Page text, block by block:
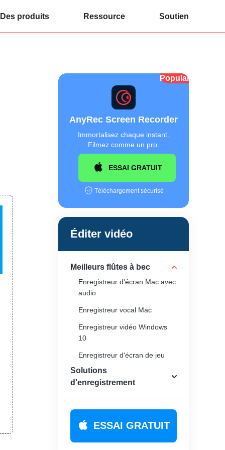
Des produits Ressource Soutien
Populaire
AnyRec Screen Recorder
Immortalisez chaque instant.
Filmez comme un pro.
ESSAI GRATUIT
Téléchargement sécurisé
Éditer vidéo
Meilleurs flûtes à bec
Enregistreur d'écran Mac avec
audio
Enregistreur vocal Mac
Enregistreur vidéo Windows
10
Enregistreur d'écran de jeu
Enregistreur de webcam
Enregistreur d'écran Minecraft
Enregistreur MP4
Solutions
d'enregistrement
ESSAI GRATUIT